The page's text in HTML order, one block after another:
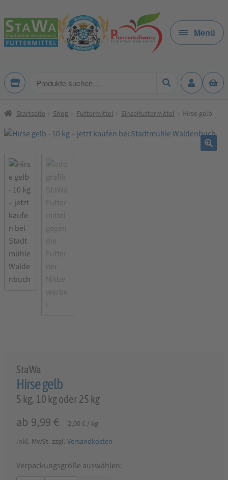
Zur
Navigation
springen
Zum
Inhalt
springen
Menü
Produkte
Startseite Shop Futtermittel Einzelfuttermittel Hirse gelb
StaWa
Hirse gelb
5 kg, 10 kg oder 25 kg
ab 9,99 € 2,00 €/kg
inkl. MwSt. zzgl. Versandkosten
Verpackungsgröße auswählen: